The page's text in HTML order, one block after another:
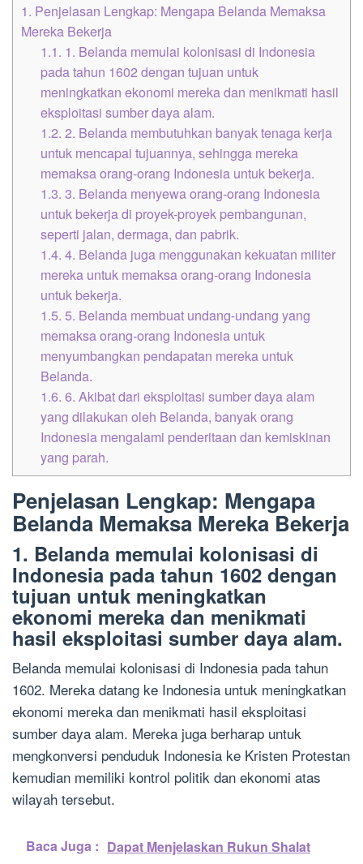
1. Penjelasan Lengkap: Mengapa Belanda Memaksa
Mereka Bekerja
1.1. 1. Belanda memulai kolonisasi di Indonesia
pada tahun 1602 dengan tujuan untuk
meningkatkan ekonomi mereka dan menikmati hasil
eksploitasi sumber daya alam.
1.2. 2. Belanda membutuhkan banyak tenaga kerja
untuk mencapai tujuannya, sehingga mereka
memaksa orang-orang Indonesia untuk bekerja.
1.3. 3. Belanda menyewa orang-orang Indonesia
untuk bekerja di proyek-proyek pembangunan,
seperti jalan, dermaga, dan pabrik.
1.4. 4. Belanda juga menggunakan kekuatan militer
mereka untuk memaksa orang-orang Indonesia
untuk bekerja.
1.5. 5. Belanda membuat undang-undang yang
memaksa orang-orang Indonesia untuk
menyumbangkan pendapatan mereka untuk
Belanda.
1.6. 6. Akibat dari eksploitasi sumber daya alam
yang dilakukan oleh Belanda, banyak orang
Indonesia mengalami penderitaan dan kemiskinan
yang parah.
Penjelasan Lengkap: Mengapa
Belanda Memaksa Mereka Bekerja
1. Belanda memulai kolonisasi di
Indonesia pada tahun 1602 dengan
tujuan untuk meningkatkan
ekonomi mereka dan menikmati
hasil eksploitasi sumber daya alam.
Belanda memulai kolonisasi di Indonesia pada tahun
1602. Mereka datang ke Indonesia untuk meningkatkan
ekonomi mereka dan menikmati hasil eksploitasi
sumber daya alam. Mereka juga berharap untuk
mengkonversi penduduk Indonesia ke Kristen Protestan
kemudian memiliki kontrol politik dan ekonomi atas
wilayah tersebut.
Baca Juga : Dapat Menjelaskan Rukun Shalat